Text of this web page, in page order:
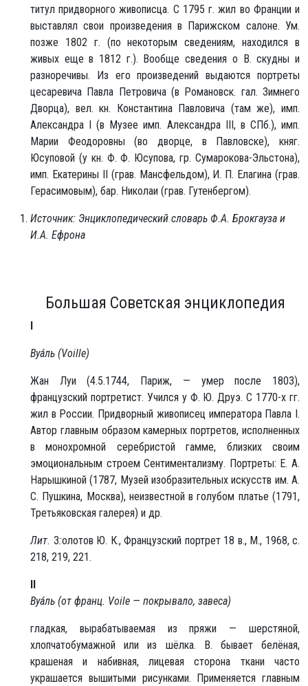
титул придворного живописца. С 1795 г. жил во Франции и
выставлял свои произведения в Парижском салоне. Ум.
позже 1802 г. (по некоторым сведениям, находился в
живых еще в 1812 г.). Вообще сведения о В. скудны и
разноречивы. Из его произведений выдаются портреты
цесаревича Павла Петровича (в Романовск. гал. Зимнего
Дворца), вел. кн. Константина Павловича (там же), имп.
Александра I (в Музее имп. Александра III, в СПб.), имп.
Марии Феодоровны (во дворце, в Павловске), княг.
Юсуповой (у кн. Ф. Ф. Юсупова, гр. Сумарокова-Эльстона),
имп. Екатерины II (грав. Мансфельдом), И. П. Елагина (грав.
Герасимовым), бар. Николаи (грав. Гутенбергом).
Источник: Энциклопедический словарь Ф.А. Брокгауза и
И.А. Ефрона
Большая Советская энциклопедия
I
Вуа́ль (Voille)
Жан Луи (4.5.1744, Париж, — умер после 1803),
французский портретист. Учился у Ф. Ю. Друэ. С 1770-х гг.
жил в России. Придворный живописец императора Павла I.
Автор главным образом камерных портретов, исполненных
в монохромной серебристой гамме, близких своим
эмоциональным строем Сентиментализму. Портреты: Е. А.
Нарышкиной (1787, Музей изобразительных искусств им. А.
С. Пушкина, Москва), неизвестной в голубом платье (1791,
Третьяковская галерея) и др.
Лит. З:олотов Ю. К., Французский портрет 18 в., М., 1968, с.
218, 219, 221.
II
Вуа́ль (от франц. Voile — покрывало, завеса)
гладкая, вырабатываемая из пряжи — шерстяной,
хлопчатобумажной или из шёлка. В. бывает белёная,
крашеная и набивная, лицевая сторона ткани часто
украшается вышитыми рисунками. Применяется главным